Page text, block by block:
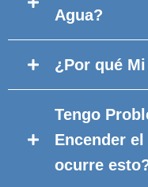
Agua?
¿Por qué
Tengo
Encender
ocurre